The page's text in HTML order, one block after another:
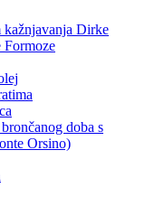
Dirke
doba s
Orsino)